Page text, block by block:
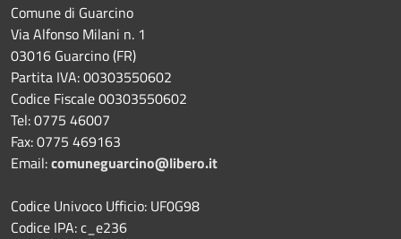
Comune di Guarcino
Via Alfonso Milani n. 1
03016 Guarcino (FR)
Partita IVA: 00303550602
Codice Fiscale 00303550602
Tel: 0775 46007
Fax: 0775 469163
Email:comuneguarcino@libero.it
Codice Univoco Ufficio: UF0G98
Codice IPA: c_e236